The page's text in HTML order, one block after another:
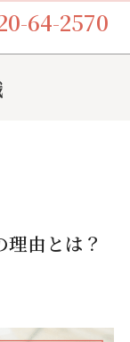
64-2570
由とは？